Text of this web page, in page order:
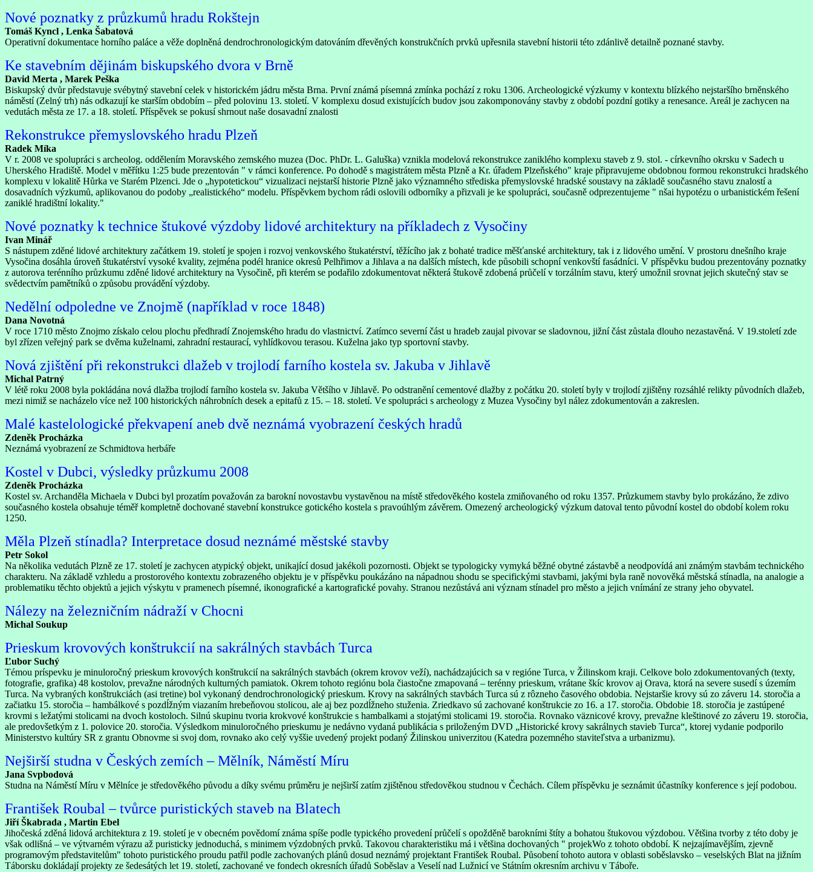
Nové poznatky z průzkumů hradu Rokštejn
Tomáš Kyncl , Lenka Šabatová
Operativní dokumentace horního paláce a věže doplněná dendrochronologickým datováním dřevěných konstrukčních prvků upřesnila stavební historii této zdánlivě detailně poznané stavby.
Ke stavebním dějinám biskupského dvora v Brně
David Merta , Marek Peška
Biskupský dvůr představuje svébytný stavební celek v historickém jádru města Brna. První známá písemná zmínka pochází z roku 1306. Archeologické výzkumy v kontextu blízkého nejstaršího brněnského
náměstí (Zelný trh) nás odkazují ke starším obdobím – před polovinu 13. století. V komplexu dosud existujících budov jsou zakomponovány stavby z období pozdní gotiky a renesance. Areál je zachycen na
vedutách města ze 17. a 18. století. Příspěvek se pokusí shrnout naše dosavadní znalosti
Rekonstrukce přemyslovského hradu Plzeň
Radek Míka
V r. 2008 ve spolupráci s archeolog. oddělením Moravského zemského muzea (Doc. PhDr. L. Galuška) vznikla modelová rekonstrukce zaniklého komplexu staveb z 9. stol. - církevního okrsku v Sadech u
Uherského Hradiště. Model v měřítku 1:25 bude prezentován " v rámci konference. Po dohodě s magistrátem města Plzně a Kr. úřadem Plzeňského" kraje připravujeme obdobnou formou rekonstrukci hradského
komplexu v lokalitě Hůrka ve Starém Plzenci. Jde o „hypotetickou“ vizualizaci nejstarší historie Plzně jako významného střediska přemyslovské hradské soustavy na základě současného stavu znalostí a
dosavadních výzkumů, aplikovanou do podoby „realistického“ modelu. Příspěvkem bychom rádi oslovili odborníky a přizvali je ke spolupráci, současně odprezentujeme " nšai hypotézu o urbanistickém řešení
zaniklé hradištní lokality."
Nové poznatky k technice štukové výzdoby lidové architektury na příkladech z Vysočiny
Ivan Minář
S nástupem zděné lidové architektury začátkem 19. století je spojen i rozvoj venkovského štukatérství, těžícího jak z bohaté tradice měšťanské architektury, tak i z lidového umění. V prostoru dnešního kraje
Vysočina dosáhla úroveň štukatérství vysoké kvality, zejména podél hranice okresů Pelhřimov a Jihlava a na dalších místech, kde působili schopní venkovští fasádníci. V příspěvku budou prezentovány poznatky
z autorova terénního průzkumu zděné lidové architektury na Vysočině, při kterém se podařilo zdokumentovat některá štukově zdobená průčelí v torzálním stavu, který umožnil srovnat jejich skutečný stav se
svědectvím pamětníků o způsobu provádění výzdoby.
Nedělní odpoledne ve Znojmě (například v roce 1848)
Dana Novotná
V roce 1710 město Znojmo získalo celou plochu předhradí Znojemského hradu do vlastnictví. Zatímco severní část u hradeb zaujal pivovar se sladovnou, jižní část zůstala dlouho nezastavěná. V 19.století zde
byl zřízen veřejný park se dvěma kuželnami, zahradní restaurací, vyhlídkovou terasou. Kuželna jako typ sportovní stavby.
Nová zjištění při rekonstrukci dlažeb v trojlodí farního kostela sv. Jakuba v Jihlavě
Michal Patrný
V létě roku 2008 byla pokládána nová dlažba trojlodí farního kostela sv. Jakuba Většího v Jihlavě. Po odstranění cementové dlažby z počátku 20. století byly v trojlodí zjištěny rozsáhlé relikty původních dlažeb,
mezi nimiž se nacházelo více než 100 historických náhrobních desek a epitafů z 15. – 18. století. Ve spolupráci s archeology z Muzea Vysočiny byl nález zdokumentován a zakreslen.
Malé kastelologické překvapení aneb dvě neznámá vyobrazení českých hradů
Zdeněk Procházka
Neznámá vyobrazení ze Schmidtova herbáře
Kostel v Dubci, výsledky průzkumu 2008
Zdeněk Procházka
Kostel sv. Archanděla Michaela v Dubci byl prozatím považován za barokní novostavbu vystavěnou na místě středověkého kostela zmiňovaného od roku 1357. Průzkumem stavby bylo prokázáno, že zdivo
současného kostela obsahuje téměř kompletně dochované stavební konstrukce gotického kostela s pravoúhlým závěrem. Omezený archeologický výzkum datoval tento původní kostel do období kolem roku
1250.
Měla Plzeň stínadla? Interpretace dosud neznámé městské stavby
Petr Sokol
Na několika vedutách Plzně ze 17. století je zachycen atypický objekt, unikající dosud jakékoli pozornosti. Objekt se typologicky vymyká běžné obytné zástavbě a neodpovídá ani známým stavbám technického
charakteru. Na základě vzhledu a prostorového kontextu zobrazeného objektu je v příspěvku poukázáno na nápadnou shodu se specifickými stavbami, jakými byla raně novověká městská stínadla, na analogie a
problematiku těchto objektů a jejich výskytu v pramenech písemné, ikonografické a kartografické povahy. Stranou nezůstává ani význam stínadel pro město a jejich vnímání ze strany jeho obyvatel.
Nálezy na železničním nádraží v Chocni
Michal Soukup
Prieskum krovových konštrukcií na sakrálných stavbách Turca
Ľubor Suchý
Témou príspevku je minuloročný prieskum krovových konštrukcií na sakrálných stavbách (okrem krovov veží), nachádzajúcich sa v regióne Turca, v Žilinskom kraji. Celkove bolo zdokumentovaných (texty,
fotografie, grafika) 48 kostolov, prevažne národných kulturných pamiatok. Okrem tohoto regiónu bola čiastočne zmapovaná – terénny prieskum, vrátane škíc krovov aj Orava, ktorá na severe susedí s územím
Turca. Na vybraných konštrukciách (asi tretine) bol vykonaný dendrochronologický prieskum. Krovy na sakrálných stavbách Turca sú z rôzneho časového obdobia. Nejstaršie krovy sú zo záveru 14. storočia a
začiatku 15. storočia – hambálkové s pozdĺžným viazaním hrebeňovou stolicou, ale aj bez pozdĺžneho stuženia. Zriedkavo sú zachované konštrukcie zo 16. a 17. storočia. Obdobie 18. storočia je zastúpené
krovmi s ležatými stolicami na dvoch kostoloch. Silnú skupinu tvoria krokvové konštrukcie s hambalkami a stojatými stolicami 19. storočia. Rovnako väznicové krovy, prevažne kleštinové zo záveru 19. storočia,
ale predovšetkým z 1. polovice 20. storočia. Výsledkom minuloročného prieskumu je nedávno vydaná publikácia s priloženým DVD „Historické krovy sakrálnych stavieb Turca“, ktorej vydanie podporilo
Ministerstvo kultúry SR z grantu Obnovme si svoj dom, rovnako ako celý vyššie uvedený projekt podaný Žilinskou univerzitou (Katedra pozemného staviteľstva a urbanizmu).
Nejširší studna v Českých zemích – Mělník, Náměstí Míru
Jana Svpbodová
Studna na Náměstí Míru v Mělníce je středověkého původu a díky svému průměru je nejširší zatím zjištěnou středověkou studnou v Čechách. Cílem příspěvku je seznámit účastníky konference s její podobou.
František Roubal – tvůrce puristických staveb na Blatech
Jiří Škabrada , Martin Ebel
Jihočeská zděná lidová architektura z 19. století je v obecném povědomí známa spíše podle typického provedení průčelí s opožděně barokními štíty a bohatou štukovou výzdobou. Většina tvorby z této doby je
však odlišná – ve výtvarném výrazu až puristicky jednoduchá, s minimem výzdobných prvků. Takovou charakteristiku má i většina dochovaných " projekWo z tohoto období. K nejzajímavějším, zjevně
programovým představitelům" tohoto puristického proudu patřil podle zachovaných plánů dosud neznámý projektant František Roubal. Působení tohoto autora v oblasti soběslavsko – veselských Blat na jižním
Táborsku dokládají projekty ze šedesátých let 19. století, zachované ve fondech okresních úřadů Soběslav a Veselí nad Lužnicí ve Státním okresním archivu v Táboře.